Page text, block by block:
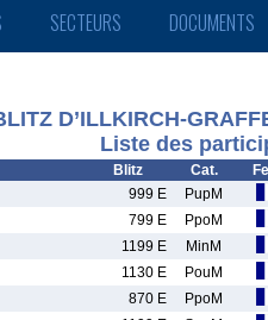
SECTEURS DOCUMENTS
D’ILLKIRCH-
Liste des
Blitz Cat.
999 E PupM
799 E PpoM
1199 E MinM
1130 E PouM
870 E PpoM